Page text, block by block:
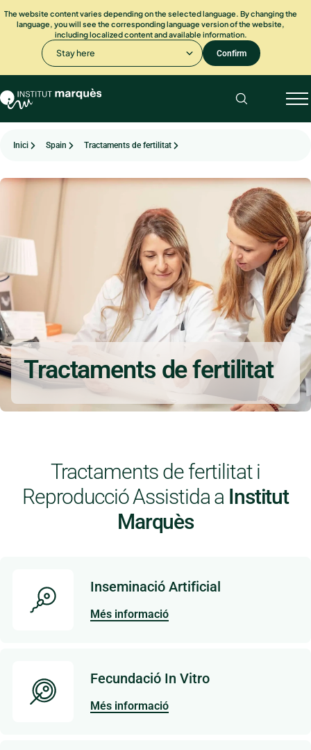
The website content varies depending on the selected language. By changing the
language, you will see the corresponding language version of the website,
including localized content and available information.
Stay here Confirm
Inici Spain Tractaments de fertilitat
Tractaments de fertilitat
Tractaments de fertilitat i
Reproducció Assistida a Institut
Marquès
Inseminació Artificial
Més informació
Fecundació In Vitro
Més informació